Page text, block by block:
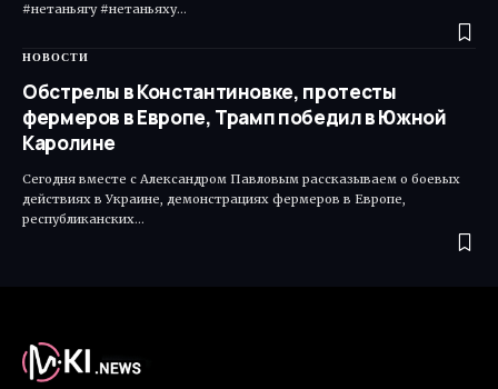
#нетаньягу #нетаньяху…
НОВОСТИ
Обстрелы в Константиновке, протесты
фермеров в Европе, Трамп победил в Южной
Каролине
Сегодня вместе с Александром Павловым рассказываем о боевых
действиях в Украине, демонстрациях фермеров в Европе,
республиканских…